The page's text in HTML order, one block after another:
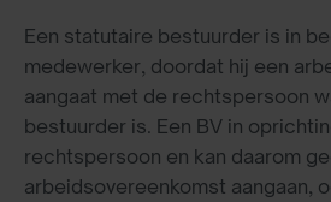
Een statutaire bestuurder is in
medewerker, doordat hij een
aangaat met de rechtspersoon
bestuurder is. Een BV in
rechtspersoon en kan daarom
arbeidsovereenkomst aangaan,